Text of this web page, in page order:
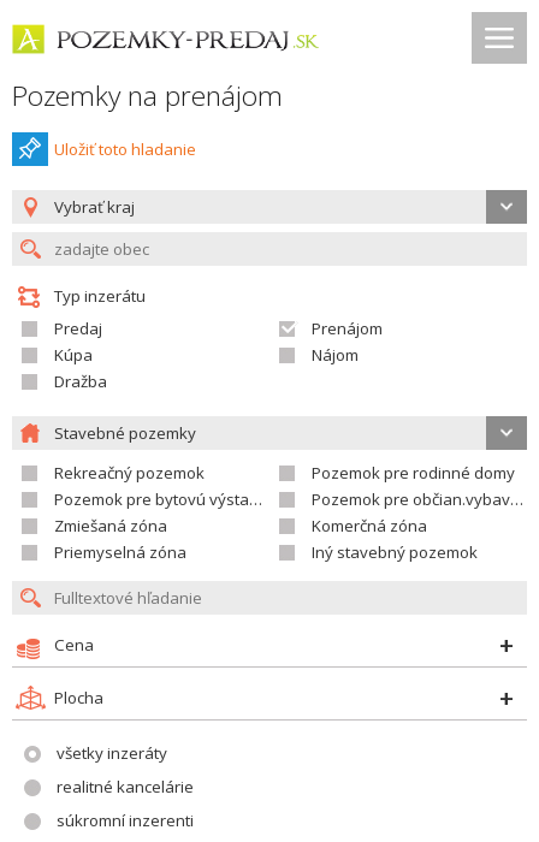
Pozemky na prenájom
Uložiť toto hladanie
Vybrať kraj
Typ inzerátu
Predaj
Prenájom
Kúpa
Nájom
Dražba
Stavebné pozemky
Rekreačný pozemok
Pozemok pre rodinné domy
Pozemok pre bytovú výstavbu
Pozemok pre občian.vybavenosť
Zmiešaná zóna
Komerčná zóna
Priemyselná zóna
Iný stavebný pozemok
Cena
Plocha
všetky inzeráty
realitné kancelárie
súkromní inzerenti